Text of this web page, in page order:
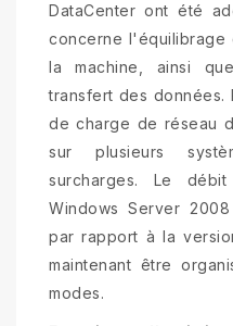
DataCenter ont été
concerne l'équilibrage
la machine, ainsi
transfert des données.
de charge de réseau
sur plusieurs
surcharges. Le
Windows Server
par rapport à la
maintenant être
modes.